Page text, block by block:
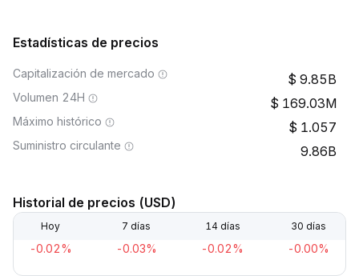
Estadísticas de precios
Capitalización de mercado 9.85B
Volumen 24H 169.03M
Máximo histórico 1.057
Suministro circulante 9.86B
Historial de precios (USD)
Hoy 7 días 14 días 30 días
-0.02% -0.03% -0.02% -0.00%